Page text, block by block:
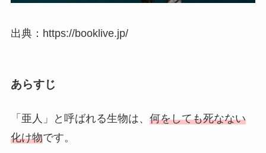
出典：https://booklive.jp/
あらすじ
「亜人」と呼ばれる生物は、 何をしても死なない
化け物です。